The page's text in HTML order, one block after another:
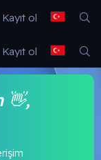
Kayıt ol
Kayıt ol
👋,